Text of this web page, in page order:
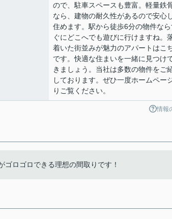
ので、駐車スペースも豊富。軽量鉄
なら、建物の耐久性があるので安心
住めます。駅から徒歩6分の物件なら
ぐにどこへでも遊びに行けますね。
着いた街並みが魅力のアパートはこ
です。快適な住まいを一緒に見つけ
きましょう。当社は多数の物件をご
しております。ぜひ一度ホームペー
りご覧ください。
情報
ロゴロできる理想の間取りです！